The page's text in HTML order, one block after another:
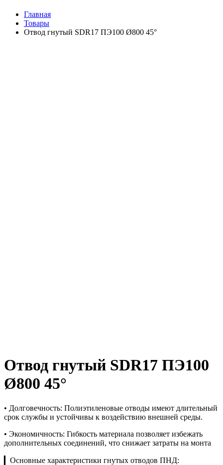
Главная
Товары
Отвод гнутый SDR17 ПЭ100 Ø800 45°
Отвод гнутый SDR17 ПЭ100
Ø800 45°
• Долговечность: Полиэтиленовые отводы имеют длительный
срок службы и устойчивы к воздействию внешней среды.
• Экономичность: Гибкость материала позволяет избежать
дополнительных соединений, что снижает затраты на монта
▎Основные характеристики гнутых отводов ПНД: